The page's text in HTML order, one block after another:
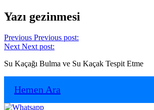
Yazı gezinmesi
Previous Previous post:
Next Next post:
Su Kaçağı Bulma ve Su Kaçak Tespit Etme
Hemen Ara